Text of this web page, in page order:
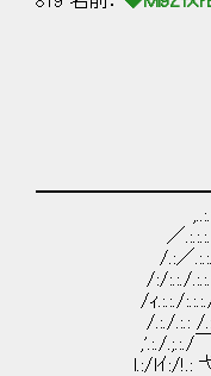
＼_人＿人
)
＜ バトル
／＾Y￣∨
／
/.:／
/:/:.:./.:.:.:.／
/ｨ.:.:./:.:.:./.:.:/
/.:./.:.: /.:.:/.:,ｲ:./
,'.:./.;.:./￣/メ､
l.:/lｲ:/!.: 弋 ｔｯﾐ